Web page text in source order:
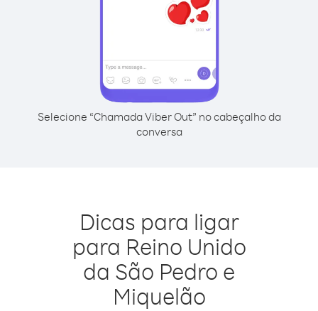
Selecione “Chamada Viber Out” no cabeçalho da
conversa
Dicas para ligar
para Reino Unido
da São Pedro e
Miquelão